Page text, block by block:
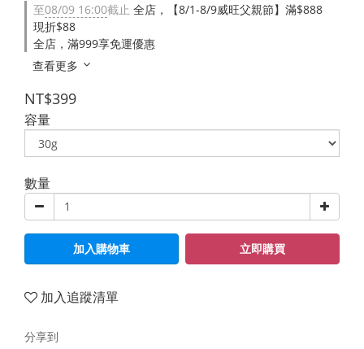
至08/09 16:00截止 全店，【8/1-8/9威旺父親節】滿$888
現折$88
全店，滿999享免運優惠
查看更多
NT$399
容量
數量
加入購物車 立即購買
加入追蹤清單
分享到